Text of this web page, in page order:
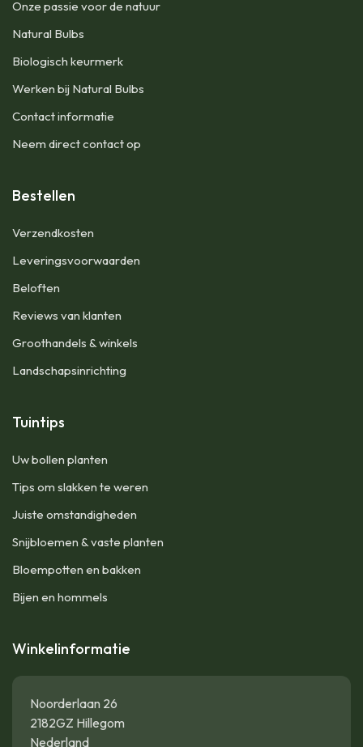
Onze passie voor de natuur
Natural Bulbs
Biologisch keurmerk
Werken bij Natural Bulbs
Contact informatie
Neem direct contact op
Bestellen
Verzendkosten
Leveringsvoorwaarden
Beloften
Reviews van klanten
Groothandels & winkels
Landschapsinrichting
Tuintips
Uw bollen planten
Tips om slakken te weren
Juiste omstandigheden
Snijbloemen & vaste planten
Bloempotten en bakken
Bijen en hommels
Winkelinformatie
Noorderlaan 26
2182GZ Hillegom
Nederland